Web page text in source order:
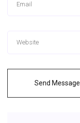
Send Message